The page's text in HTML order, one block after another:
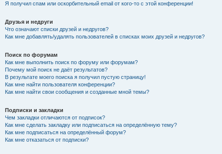
Я получил спам или оскорбительный email от кого-то с этой конференции!
Друзья и недруги
Что означают списки друзей и недругов?
Как мне добавлять/удалять пользователей в списках моих друзей и недругов?
Поиск по форумам
Как мне выполнить поиск по форуму или форумам?
Почему мой поиск не даёт результатов?
В результате моего поиска я получил пустую страницу!
Как мне найти пользователя конференции?
Как мне найти свои сообщения и созданные мной темы?
Подписки и закладки
Чем закладки отличаются от подписок?
Как мне сделать закладку или подписаться на определённую тему?
Как мне подписаться на определённый форум?
Как мне отказаться от подписки?